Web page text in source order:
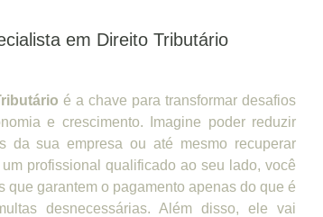
em Direito Tributário
é a chave para transformar desafios
e crescimento. Imagine poder reduzir
da sua empresa ou até mesmo recuperar
profissional qualificado ao seu lado, você
garantem o pagamento apenas do que é
desnecessárias. Além disso, ele vai